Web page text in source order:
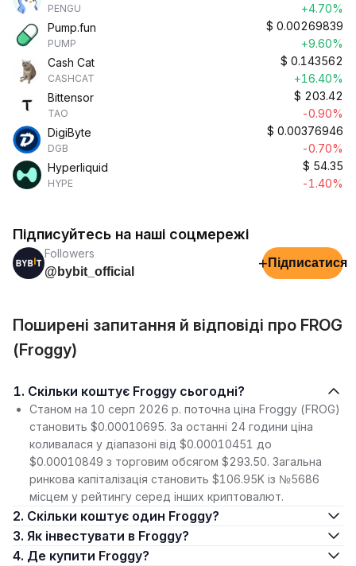
PENGU
+4.70%
Pump.fun
PUMP
$ 0.00269839
+9.60%
Cash Cat
CASHCAT
$ 0.143562
+16.40%
Bittensor
TAO
$ 203.42
-0.90%
DigiByte
DGB
$ 0.00376946
-0.70%
Hyperliquid
HYPE
$ 54.35
-1.40%
Підписуйтесь на наші соцмережі
Followers
@bybit_official
+ Підписатися
Поширені запитання й відповіді про FROG
(Froggy)
1. Скільки коштує Froggy сьогодні?
Станом на 10 серп 2026 р. поточна ціна Froggy (FROG)
становить $0.00010695. За останні 24 години ціна
коливалася у діапазоні від $0.00010451 до
$0.00010849 з торговим обсягом $293.50. Загальна
ринкова капіталізація становить $106.95K із №5686
місцем у рейтингу серед інших криптовалют.
2. Скільки коштує один Froggy?
3. Як інвестувати в Froggy?
4. Де купити Froggy?